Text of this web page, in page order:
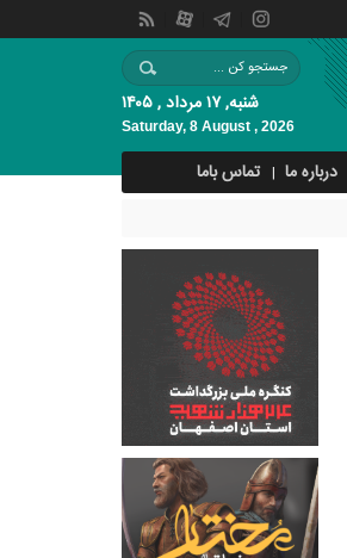
شنبه, ۱۷ مرداد , ۱۴۰۵
Saturday, 8 August , 2026
درباره ما تماس باما